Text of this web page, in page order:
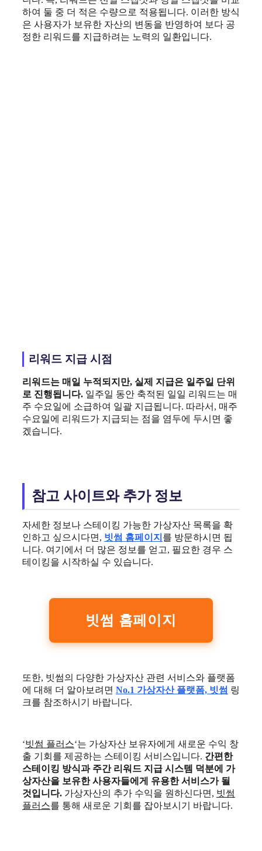
하여 둘 중 더 적은 수량으로 적용됩니다. 이러한 방식
은 사용자가 보유한 자산의 변동을 반영하여 보다 공
정한 리워드를 지급하려는 노력의 일환입니다.
리워드 지급 시점
리워드는 매일 누적되지만, 실제 지급은 일주일 단위
로 진행됩니다. 일주일 동안 축적된 일일 리워드는 매
주 수요일에 소급하여 일괄 지급됩니다. 따라서, 매주
수요일에 리워드가 지급되는 점을 염두에 두시면 좋
겠습니다.
참고 사이트와 추가 정보
자세한 정보나 스테이킹 가능한 가상자산 목록을 확
인하고 싶으시다면, 빗썸 홈페이지 를 방문하시면 됩
니다. 여기에서 더 많은 정보를 얻고, 필요한 경우 스
테이킹을 시작하실 수 있습니다.
빗썸 홈페이지
또한, 빗썸의 다양한 가상자산 관련 서비스와 플랫폼
에 대해 더 알아보려면 No.1 가상자산 플랫폼, 빗썸 링
크를 참조하시기 바랍니다.
‘빗썸 플러스‘는 가상자산 보유자에게 새로운 수익 창
출 기회를 제공하는 스테이킹 서비스입니다. 간편한
스테이킹 방식과 주간 리워드 지급 시스템 덕분에 가
상자산을 보유한 사용자들에게 유용한 서비스가 될
것입니다. 가상자산의 추가 수익을 원하신다면, 빗썸
플러스를 통해 새로운 기회를 잡아보시기 바랍니다.